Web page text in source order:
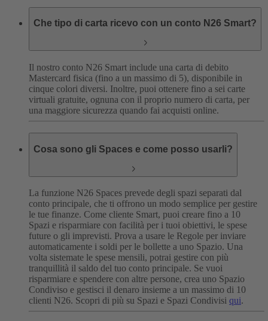
Che tipo di carta ricevo con un conto N26 Smart?
Il nostro conto N26 Smart include una carta di debito
Mastercard fisica (fino a un massimo di 5), disponibile in
cinque colori diversi. Inoltre, puoi ottenere fino a sei carte
virtuali gratuite, ognuna con il proprio numero di carta, per
una maggiore sicurezza quando fai acquisti online.
Cosa sono gli Spaces e come posso usarli?
La funzione N26 Spaces prevede degli spazi separati dal
conto principale, che ti offrono un modo semplice per gestire
le tue finanze. Come cliente Smart, puoi creare fino a 10
Spazi e risparmiare con facilità per i tuoi obiettivi, le spese
future o gli imprevisti. Prova a usare le Regole per inviare
automaticamente i soldi per le bollette a uno Spazio. Una
volta sistemate le spese mensili, potrai gestire con più
tranquillità il saldo del tuo conto principale. Se vuoi
risparmiare e spendere con altre persone, crea uno Spazio
Condiviso e gestisci il denaro insieme a un massimo di 10
clienti N26. Scopri di più su Spazi e Spazi Condivisi qui.